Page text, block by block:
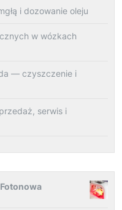
i dozowanie oleju
w wózkach
— czyszczenie i
serwis i